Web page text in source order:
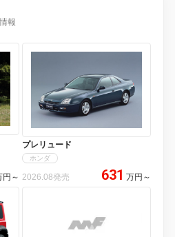
報
円 ～
プレリュード
ホンダ
2026.08発売 631 万円 ～